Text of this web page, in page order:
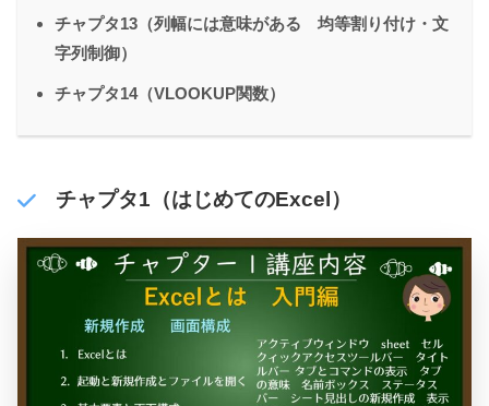
チャプタ13（列幅には意味がある 均等割り付け・文
字列制御）
チャプタ14（VLOOKUP関数）
チャプタ1（はじめてのExcel）